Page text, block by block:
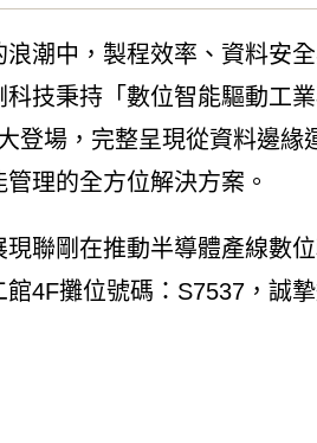
潮中，製程效率、資料安
技秉持「數位智能驅動工
登場，完整呈現從資料邊緣
理的全方位解決方案。
聯剛在推動半導體產線數
4F攤位號碼：S7537，誠